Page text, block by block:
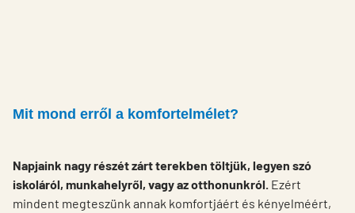
Mit mond erről a komfortelmélet?
Napjaink nagy részét zárt terekben töltjük, legyen szó
iskoláról, munkahelyről, vagy az otthonunkról. Ezért
mindent megteszünk annak komfortjáért és kényelméért,